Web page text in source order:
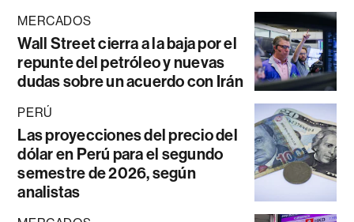
MERCADOS
Wall Street cierra a la baja por el
repunte del petróleo y nuevas
dudas sobre un acuerdo con Irán
PERÚ
Las proyecciones del precio del
dólar en Perú para el segundo
semestre de 2026, según
analistas